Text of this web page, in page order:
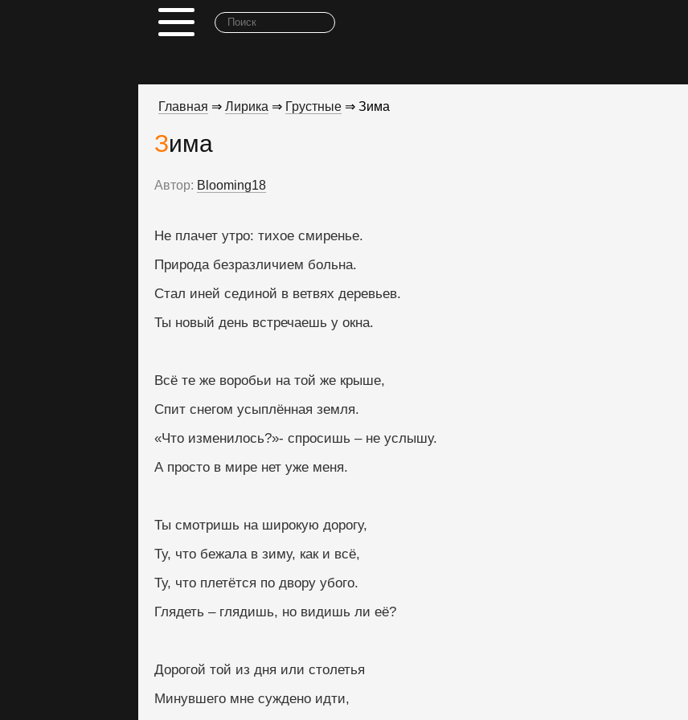
Главная ⇒ Лирика ⇒ Грустные ⇒ Зима
Зима
Автор: Blooming18
Не плачет утро: тихое смиренье.
Природа безразличием больна.
Стал иней сединой в ветвях деревьев.
Ты новый день встречаешь у окна.
Всё те же воробьи на той же крыше,
Спит снегом усыплённая земля.
«Что изменилось?»- спросишь – не услышу.
А просто в мире нет уже меня.
Ты смотришь на широкую дорогу,
Ту, что бежала в зиму, как и всё,
Ту, что плетётся по двору убого.
Глядеть – глядишь, но видишь ли её?
Дорогой той из дня или столетья
Минувшего мне суждено идти,